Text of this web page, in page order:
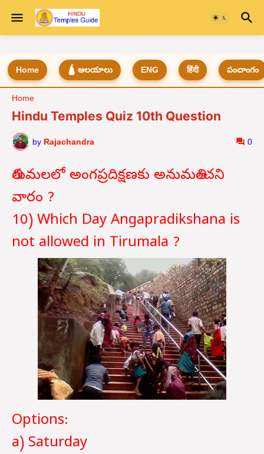
Home 🛕 ఆలయాలు ENG हिंदी పంచాంగం
Home
Hindu Temples Quiz 10th Question
by Rajachandra 0
తిరుమలలో అంగప్రదిక్షణకు అనుమతించని
వారం ?
10) Which Day Angapradikshana is
not allowed in Tirumala ?
Options:
a) Saturday